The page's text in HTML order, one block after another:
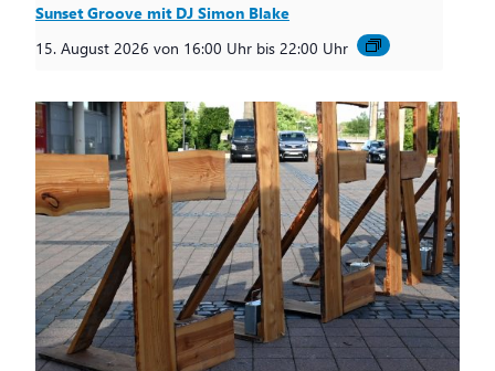
Sunset Groove mit DJ Simon Blake
15. August 2026 von 16:00 Uhr bis 22:00 Uhr